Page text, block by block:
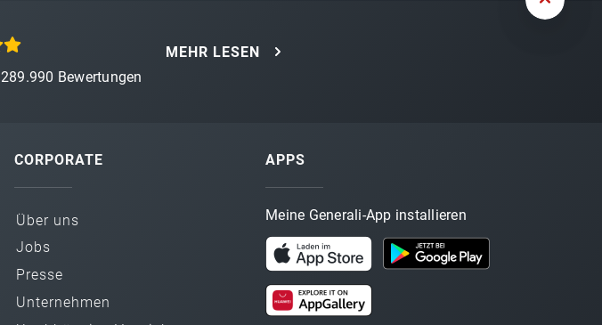
289.990 Bewertungen
MEHR LESEN
CORPORATE
Über uns
Jobs
Presse
Unternehmen
APPS
Meine Generali-App installieren